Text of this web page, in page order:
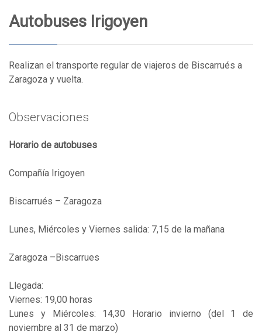
Autobuses Irigoyen
Realizan el transporte regular de viajeros de Biscarrués a
Zaragoza y vuelta.
Observaciones
Horario de autobuses
Compañía Irigoyen
Biscarrués – Zaragoza
Lunes, Miércoles y Viernes salida: 7,15 de la mañana
Zaragoza –Biscarrues
Llegada:
Viernes: 19,00 horas
Lunes y Miércoles: 14,30 Horario invierno (del 1 de
noviembre al 31 de marzo)